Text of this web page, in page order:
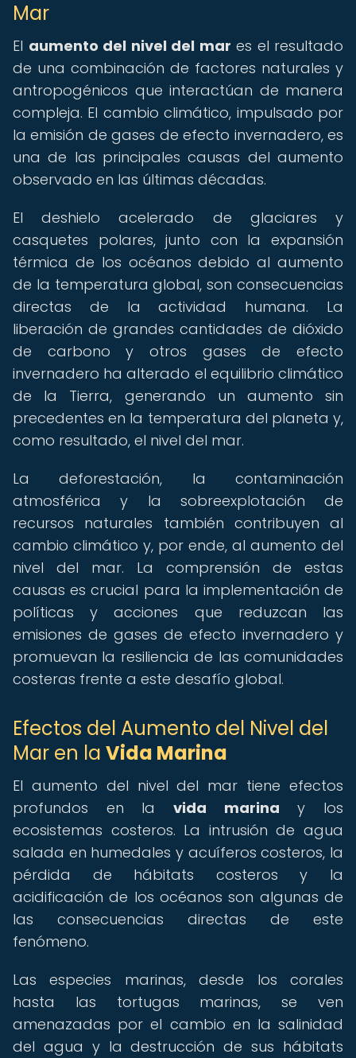
Mar
El aumento del nivel del mar es el resultado
de una combinación de factores naturales y
antropogénicos que interactúan de manera
compleja. El cambio climático, impulsado por
la emisión de gases de efecto invernadero, es
una de las principales causas del aumento
observado en las últimas décadas.
El deshielo acelerado de glaciares y
casquetes polares, junto con la expansión
térmica de los océanos debido al aumento
de la temperatura global, son consecuencias
directas de la actividad humana. La
liberación de grandes cantidades de dióxido
de carbono y otros gases de efecto
invernadero ha alterado el equilibrio climático
de la Tierra, generando un aumento sin
precedentes en la temperatura del planeta y,
como resultado, el nivel del mar.
La deforestación, la contaminación
atmosférica y la sobreexplotación de
recursos naturales también contribuyen al
cambio climático y, por ende, al aumento del
nivel del mar. La comprensión de estas
causas es crucial para la implementación de
políticas y acciones que reduzcan las
emisiones de gases de efecto invernadero y
promuevan la resiliencia de las comunidades
costeras frente a este desafío global.
Efectos del Aumento del Nivel del
Mar en la Vida Marina
El aumento del nivel del mar tiene efectos
profundos en la vida marina y los
ecosistemas costeros. La intrusión de agua
salada en humedales y acuíferos costeros, la
pérdida de hábitats costeros y la
acidificación de los océanos son algunas de
las consecuencias directas de este
fenómeno.
Las especies marinas, desde los corales
hasta las tortugas marinas, se ven
amenazadas por el cambio en la salinidad
del agua y la destrucción de sus hábitats